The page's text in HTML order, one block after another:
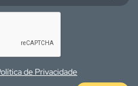
de Privacidade